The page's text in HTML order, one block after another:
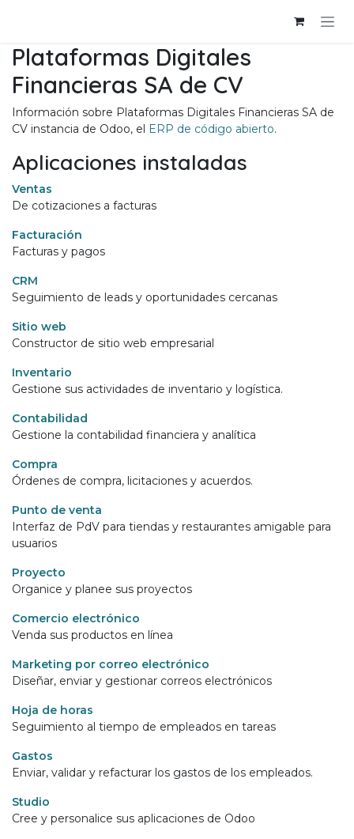
Plataformas Digitales
Financieras SA de CV
Información sobre Plataformas Digitales Financieras SA de
CV instancia de Odoo, el ERP de código abierto.
Aplicaciones instaladas
Ventas
De cotizaciones a facturas
Facturación
Facturas y pagos
CRM
Seguimiento de leads y oportunidades cercanas
Sitio web
Constructor de sitio web empresarial
Inventario
Gestione sus actividades de inventario y logística.
Contabilidad
Gestione la contabilidad financiera y analítica
Compra
Órdenes de compra, licitaciones y acuerdos.
Punto de venta
Interfaz de PdV para tiendas y restaurantes amigable para
usuarios
Proyecto
Organice y planee sus proyectos
Comercio electrónico
Venda sus productos en línea
Marketing por correo electrónico
Diseñar, enviar y gestionar correos electrónicos
Hoja de horas
Seguimiento al tiempo de empleados en tareas
Gastos
Enviar, validar y refacturar los gastos de los empleados.
Studio
Cree y personalice sus aplicaciones de Odoo